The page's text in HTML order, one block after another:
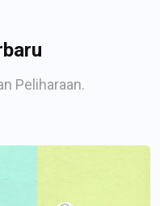
Peliharaan.